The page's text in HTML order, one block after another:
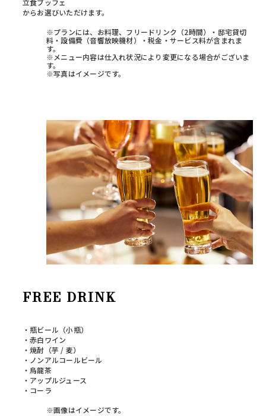
からお選びいただけます。
※プランには、お料理、フリードリンク（2時間）・邸宅貸切
料・設備費（音響放映機材）・税金・サービス料が含まれま
す。
※メニュー内容は仕入れ状況により変更になる場合がございま
す。
※写真はイメージです。
FREE DRINK
・瓶ビール（小瓶）
・赤白ワイン
・焼酎（芋 / 麦）
・ノンアルコールビール
・烏龍茶
・アップルジュース
・コーラ
※画像はイメージです。